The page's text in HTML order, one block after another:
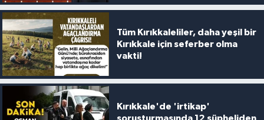
Tüm Kırıkkaleliler, daha yeşil bir
Kırıkkale için seferber olma
vakti!
Kırıkkale'de 'irtikap'
soruşturmasında 12 şüpheliden